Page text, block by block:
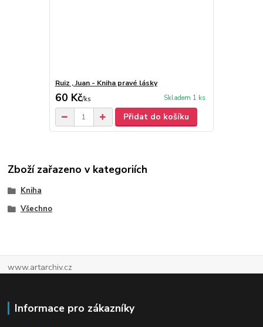
Ruiz , Juan - Kniha pravé lásky
60 Kč/ks Skladem 1 ks
Přidat do košíku
Zboží zařazeno v kategoriích
Kniha
Všechno
www.artarchiv.cz
Informace pro zákazníky